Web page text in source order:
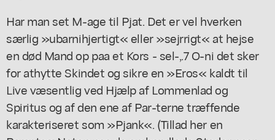
Har man set M-age til Pjat. Det er vel hverken
særlig »ubarnihjertigt« eller »sejrrigt« at hejse
en død Mand op paa et Kors - sel-,.7 O-ni det sker
for athytte Skindet og sikre en »Eros« kaldt til
Live væsentlig ved Hjælp af Lommenlad og
Spiritus og af den ene af Par-terne træffende
karakteriseret som »Pjank«. (Tillad her en